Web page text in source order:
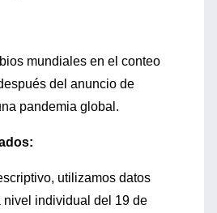
mundiales en el conteo
del anuncio de
pandemia global.
utilizamos datos
nivel individual del 19 de